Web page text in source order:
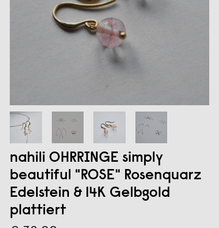
nahili OHRRINGE simply
beautiful "ROSE" Rosenquarz
Edelstein & 14K Gelbgold
plattiert